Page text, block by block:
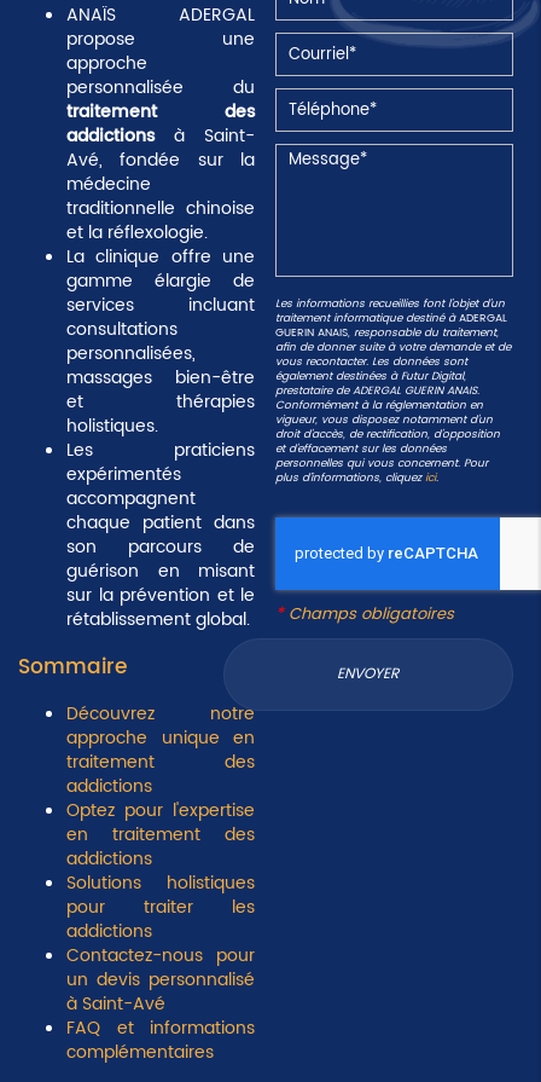
ANAÏS ADERGAL
propose une
approche
personnalisée du
traitement des
addictionsà Saint-
Avé, fondée sur la
médecine
traditionnelle chinoise
et la réflexologie.
La clinique offre une
gamme élargie de
services incluant
consultations
personnalisées,
massages bien-être
et thérapies
holistiques.
Les praticiens
expérimentés
accompagnent
chaque patient dans
son parcours de
guérison en misant
sur la prévention et le
rétablissement global.
Sommaire
Découvrez notre
approche unique en
traitement des
addictions
Optez pour l'expertise
en traitement des
addictions
Solutions holistiques
pour traiter les
addictions
Contactez-nous pour
un devis personnalisé
à Saint-Avé
FAQ et informations
complémentaires
Les informations recueillies font l’objet d’un
traitement informatique destiné àADERGAL
GUERIN ANAIS, responsable du traitement,
afin de donner suite à votre demande et de
vous recontacter. Les données sont
également destinées à Futur Digital,
prestataire de ADERGAL GUERIN ANAIS.
Conformément à la réglementation en
vigueur, vous disposez notamment d'un
droit d'accès, de rectification, d'opposition
et d'effacement sur les données
personnelles qui vous concernent. Pour
plus d’informations, cliquezici.
*Champs obligatoires